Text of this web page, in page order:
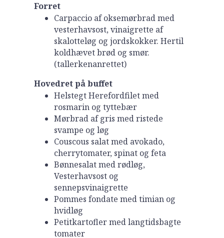
Forret
Carpaccio af oksemørbrad med
vesterhavsost, vinaigrette af
skalotteløg og jordskokker. Hertil
koldhævet brød og smør.
(tallerkenanrettet)
Hovedret på buffet
Helstegt Herefordfilet med
rosmarin og tyttebær
Mørbrad af gris med ristede
svampe og løg
Couscous salat med avokado,
cherrytomater, spinat og feta
Bønnesalat med rødløg,
Vesterhavsost og
sennepsvinaigrette
Pommes fondate med timian og
hvidløg
Petitkartofler med langtidsbagte
tomater